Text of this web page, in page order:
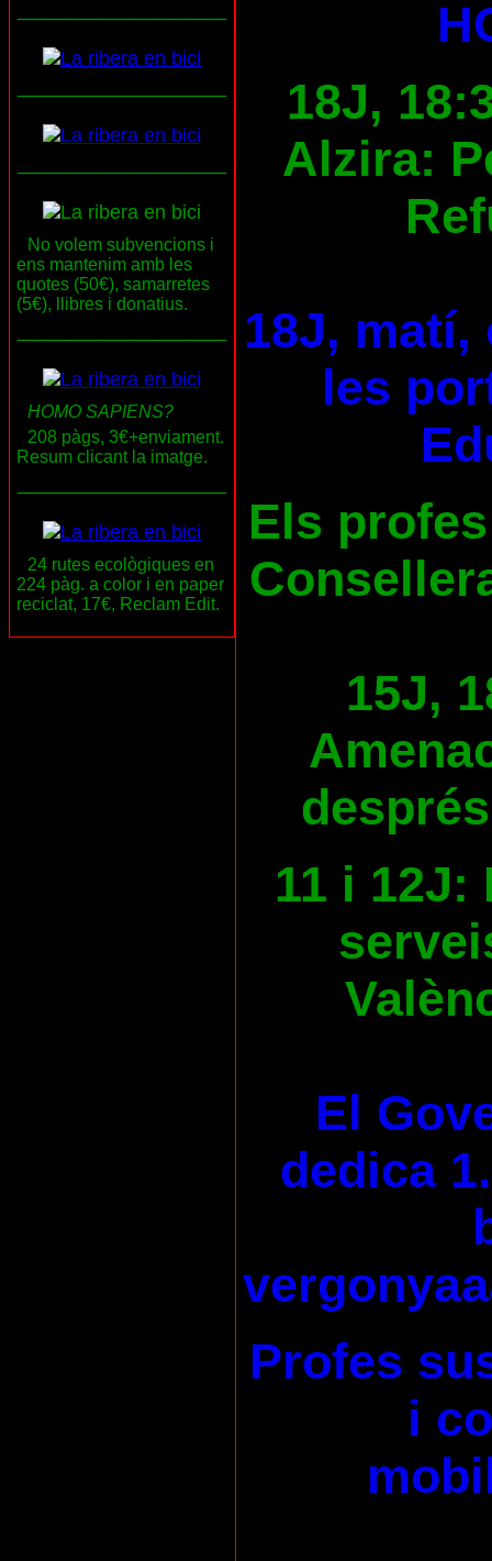
No volem subvencions i
ens mantenim amb les
quotes (50€), samarretes
(5€), llibres i donatius.
HOMO SAPIENS?
208 pàgs, 3€+enviament.
Resum clicant la imatge.
24 rutes ecològiques en
224 pàg. a color i en paper
reciclat, 17€, Reclam Edit.
18J,
Alzira:
18J, matí,
les
Els
15J,
11 i 12J:
El
dedica
Profes
i